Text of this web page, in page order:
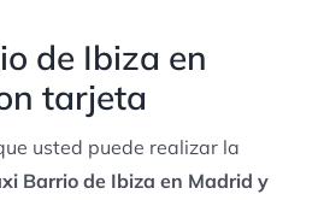
de Ibiza en
tarjeta
usted puede realizar la
Barrio de Ibiza en Madrid y